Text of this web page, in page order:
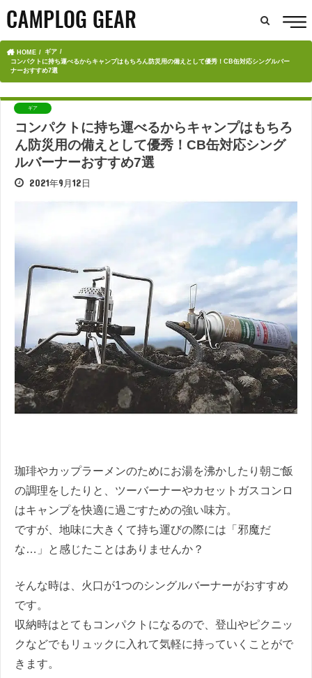
HOME
ギア
コンパクトに持ち運べるからキャンプはもちろん防災用の備えとして優秀！CB缶対応シングルバー
ナーおすすめ7選
ギア
コンパクトに持ち運べるからキャンプはもちろ
ん防災用の備えとして優秀！CB缶対応シング
ルバーナーおすすめ7選
2021年9月12日
珈琲やカップラーメンのためにお湯を沸かしたり朝ご飯
の調理をしたりと、ツーバーナーやカセットガスコンロ
はキャンプを快適に過ごすための強い味方。
ですが、地味に大きくて持ち運びの際には「邪魔だ
な…」と感じたことはありませんか？
そんな時は、火口が1つのシングルバーナーがおすすめ
です。
収納時はとてもコンパクトになるので、登山やピクニッ
クなどでもリュックに入れて気軽に持っていくことがで
きます。